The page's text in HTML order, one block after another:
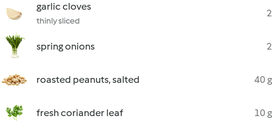
garlic cloves
thinly sliced
2
spring onions 2
roasted peanuts, salted 40 g
fresh coriander leaf 10 g